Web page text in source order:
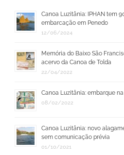
Canoa Luzitânia: IPHAN tem
embarcação em Penedo
12/06/2024
Memória do Baixo São
acervo da Canoa de Tolda
22/04/2022
Canoa Luzitânia: embarque
08/02/2022
Canoa Luzitânia: novo
sem comunicação prévia
01/10/2021